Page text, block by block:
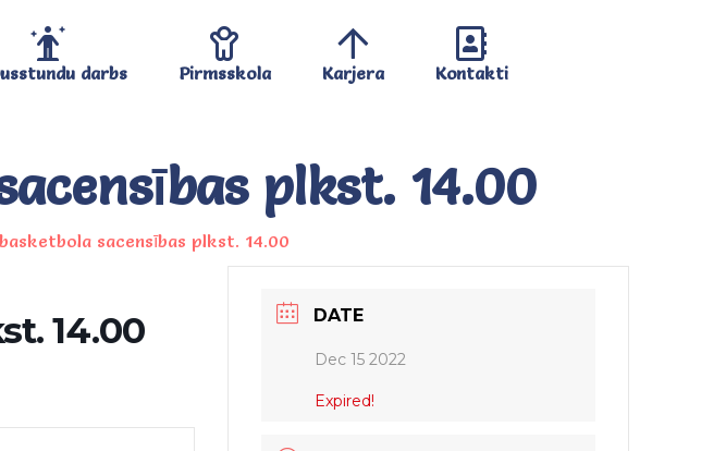
darbs Pirmsskola Karjera Kontakti
plkst. 14.00
sacensības plkst. 14.00
14.00 DATE
Dec 15 2022
Expired!